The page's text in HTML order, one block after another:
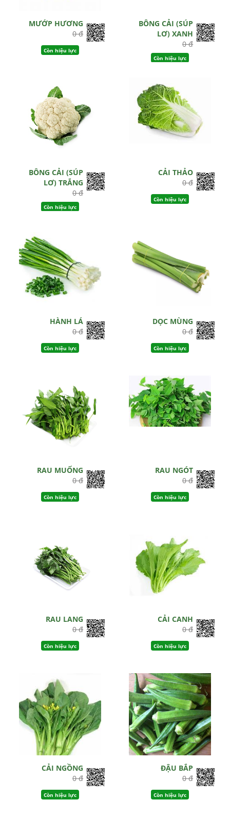
MƯỚP HƯƠNG
0 đ
Còn hiệu lực
BÔNG CẢI (SÚP
LƠ) XANH
0 đ
Còn hiệu lực
BÔNG CẢI (SÚP
LƠ) TRẮNG
0 đ
Còn hiệu lực
CẢI THẢO
0 đ
Còn hiệu lực
HÀNH LÁ
0 đ
Còn hiệu lực
DỌC MÙNG
0 đ
Còn hiệu lực
RAU MUỐNG
0 đ
Còn hiệu lực
RAU NGÓT
0 đ
Còn hiệu lực
RAU LANG
0 đ
Còn hiệu lực
CẢI CANH
0 đ
Còn hiệu lực
CẢI NGỒNG
0 đ
Còn hiệu lực
ĐẬU BẮP
0 đ
Còn hiệu lực